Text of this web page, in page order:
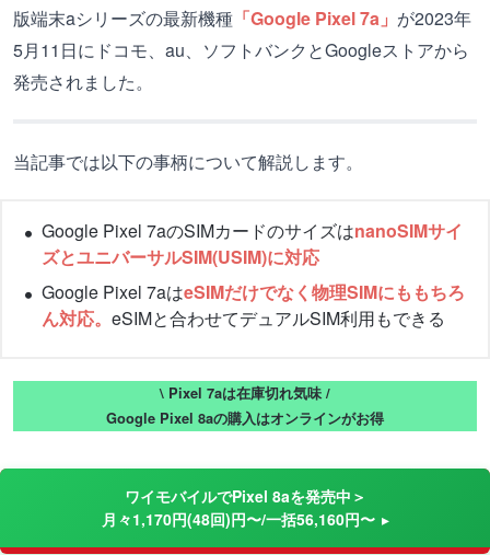
版端末aシリーズの最新機種 「Google Pixel 7a」 が2023年
5月11日にドコモ、au、ソフトバンクとGoogleストアから
発売されました。
当記事では以下の事柄について解説します。
Google Pixel 7aのSIMカードのサイズはnanoSIMサイ
ズとユニバーサルSIM(USIM)に対応
Google Pixel 7aはeSIMだけでなく物理SIMにももちろ
ん対応。 eSIMと合わせてデュアルSIM利用もできる
\ Pixel 7aは在庫切れ気味 /
Google Pixel 8aの購入はオンラインがお得
ワイモバイルでPixel 8aを発売中＞
月々1,170円(48回)円〜/一括56,160円〜